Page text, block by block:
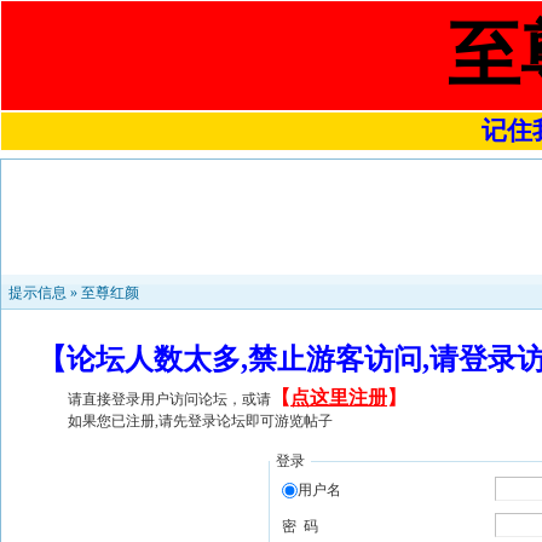
至
记住
提示信息 » 至尊红颜
【论坛人数太多,禁止游客访问,请登
请直接登录用户访问论坛，或请 【 点这里注册】
如果您已注册,请先登录论坛即可游览帖子
登录
用户名
密 码